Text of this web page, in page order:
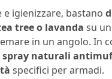
igienizzare, bastano
tree o lavanda su
in un angolo. In
spray naturali
specifici per armadi.